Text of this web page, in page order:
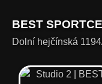
BEST
Dolní hejčínská